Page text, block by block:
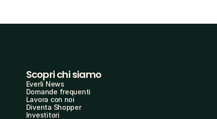
Scopri chi siamo
Everli News
Domande frequenti
Lavora con noi
Diventa Shopper
Investitori